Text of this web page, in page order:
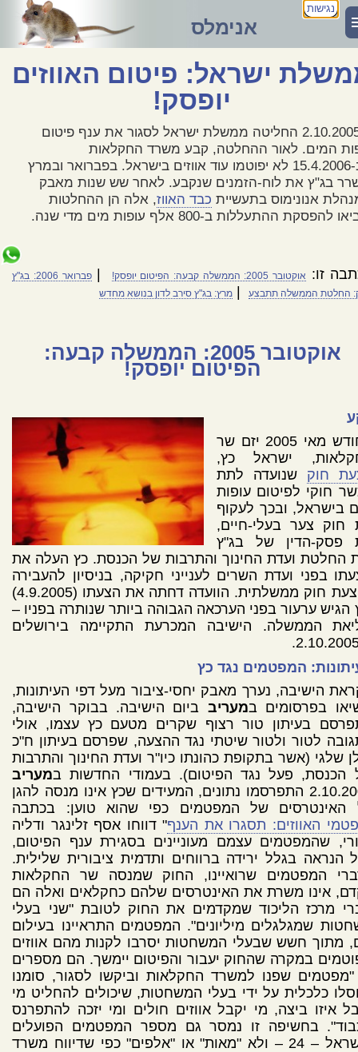
נגישות
אנימלס
ישראל: פיטום האווזים
יופסק!
ב-2.10.2005 החליטה ממשלת ישראל לסגור את ענף פיטום
המים. לאור ההחלטה, קבע משרד החקלאות
שב-15.4.2006 לא יפוטמו עוד אווזים בישראל. בפברואר ובמרץ
בג"ץ את לוח-הזמנים שנקבע. לאחר שש שנות מאבק
אנונימוס בתעשיית כבד האווז, אלה הן ההחלטות
להפסקת ההתעללות ב-800 אלף עופות מים מדי שנה.
זו: אוקטובר 2005: הממשלה קבעה: הפיטום יופסק! |
פברואר 2006: בג"ץ
החלטת הממשלה תתבצע
|מרץ: בג"ץ סירב לדון בנושא מחדש
אוקטובר 2005: הממשלה קבעה:
הפיטום יופסק!
בחודש מאי 2005 יזם שר
ישראל כץ,
חוק שנועדה לתת
חוקי לפיטום עופות
בישראל, ובכך לעקוף
חוק צער בעלי-חיים,
פסק-הדין של בג"ץ
החלטת ועדת החינוך והתרבות של הכנסת. כץ העלה את
בפני ועדת השרים לענייני חקיקה, בניסיון להעבירה
כהצעת חוק ממשלתית. הוועדה דחתה את הצעתו (4.9.2005)
הגיש ערעור בפני הערכאה הגבוהה ביותר שנותרה בפניו –
הממשלה. הישיבה המכרעת התקיימה בירושלים
המפטמים נגד כץ
הישיבה, נערך מאבק יחסי-ציבור מעל דפי העיתונות,
בפרסומים במעריב ביום הישיבה. בבוקר הישיבה,
בעיתון טור רצוף שקרים מטעם כץ עצמו, אולי
לטור ולטור שיטתי נגד ההצעה, שפרסם בעיתון ח"כ
שלגי (אשר בתקופת כהונתו כיו"ר ועדת החינוך והתרבות
הכנסת, פעל נגד הפיטום). בעמודי החדשות במעריב
2.10.2005 התפרסמו נתונים, המעידים שכץ אינו מנסה להגן
האינטרסים של המפטמים כפי שהוא טוען: בכתבה
האווזים: תסגרו את הענף" דווחו אסף זלינגר ודליה
שהמפטמים עצמם מעוניינים בסגירת ענף הפיטום,
הנראה בגלל ירידה ברווחים ותדמית ציבורית שלילית.
המפטמים שרואיינו, החוק שמנסה שר החקלאות
אינו משרת את האינטרסים שלהם כחקלאים ואלה הם
מרכז הליכוד שמקדמים את החוק לטובת "שני בעלי
שמגלגלים מיליונים". המפטמים התראיינו בעילום
מתוך חשש שבעלי המשחטות יסרבו לקנות מהם אווזים
במקרה שהחוק יעבור והפיטום יימשך. הם מספרים
"מפטמים שפנו למשרד החקלאות וביקשו לסגור, סומנו
כלכלית על ידי בעלי המשחטות, שיכולים להחליט מי
איזו ביצה, מי יקבל אווזים חולים ומי יזכה להתפרנס
בחשיפה זו נמסר גם מספר המפטמים הפועלים
בישראל – 24 – ולא "מאות" או "אלפים" כפי שדיווח משרד